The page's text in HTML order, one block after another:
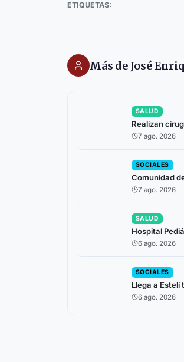
ETIQUETAS:
Más de José
SALUD
Realizan
7 ago. 2026
SOCIALES
Comunidad
7 ago. 2026
SALUD
Hospital
6 ago. 2026
SOCIALES
Llega a
6 ago. 2026